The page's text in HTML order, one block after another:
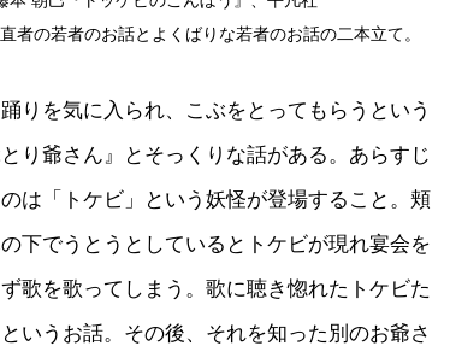
の若者のお話とよくばりな若者のお話の二本立て。
りを気に入られ、こぶをとってもらうという
り爺さん』とそっくりな話がある。あらすじ
は「トケビ」という妖怪が登場すること。頬
下でうとうとしているとトケビが現れ宴会を
歌を歌ってしまう。歌に聴き惚れたトケビた
いうお話。その後、それを知った別のお爺さ